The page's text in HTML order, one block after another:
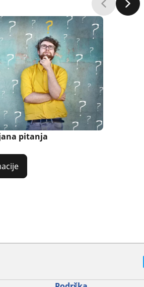
pitanja